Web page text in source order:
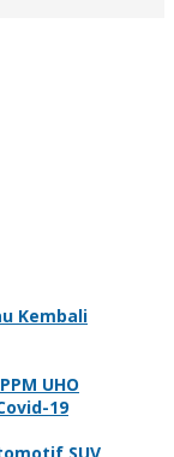
Kembali
UHO
19